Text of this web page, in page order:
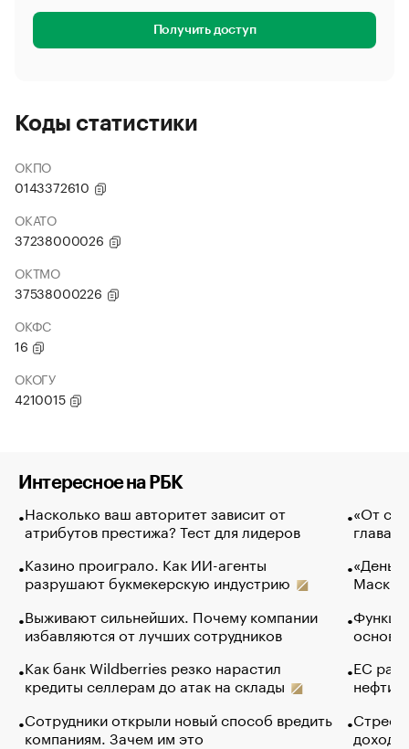
Получить доступ
Коды статистики
ОКПО
0143372610
ОКАТО
37238000026
ОКТМО
37538000226
ОКФС
16
ОКОГУ
4210015
Интересное на РБК
Насколько ваш авторитет зависит от
атрибутов престижа? Тест для лидеров
Казино проиграло. Как ИИ-агенты
разрушают букмекерскую индустрию
Выживают сильнейших. Почему компании
избавляются от лучших сотрудников
Как банк Wildberries резко нарастил
кредиты селлерам до атак на склады
Сотрудники открыли новый способ вредить
компаниям. Зачем им это
«От
глава
Маск в
основ
ЕС
нефти